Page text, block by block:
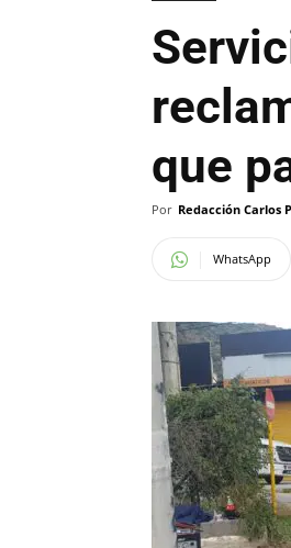
que
Por Redacción Carlos
WhatsApp